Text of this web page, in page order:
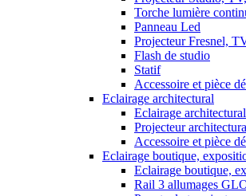
Torche lumière
Panneau Led
Projecteur Fresnel,
Flash de studio
Statif
Accessoire et pièce
Eclairage architectural
Eclairage architectural
Projecteur
Accessoire et pièce
Eclairage boutique,
Eclairage boutique,
Rail 3 allumages